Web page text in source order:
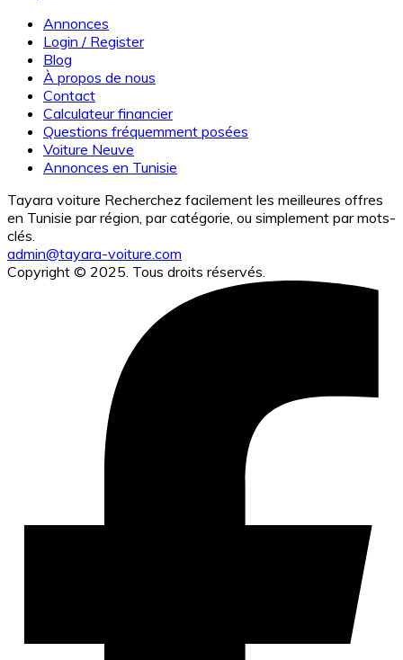
Annonces
Login / Register
Blog
À propos de nous
Contact
Calculateur financier
Questions fréquemment posées
Voiture Neuve
Annonces en Tunisie
Tayara voiture Recherchez facilement les meilleures offres
en Tunisie par région, par catégorie, ou simplement par mots-
clés.
admin@tayara-voiture.com
Copyright © 2025. Tous droits réservés.